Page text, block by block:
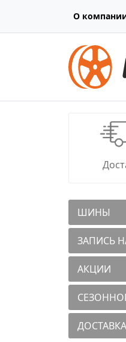
О
ШИНЫ
ЗАПИСЬ
АКЦИИ
ДОСТАВКА